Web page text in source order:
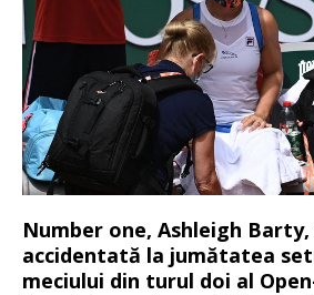
Number one, Ashleigh
accidentată la jumătatea
meciului din turul doi al